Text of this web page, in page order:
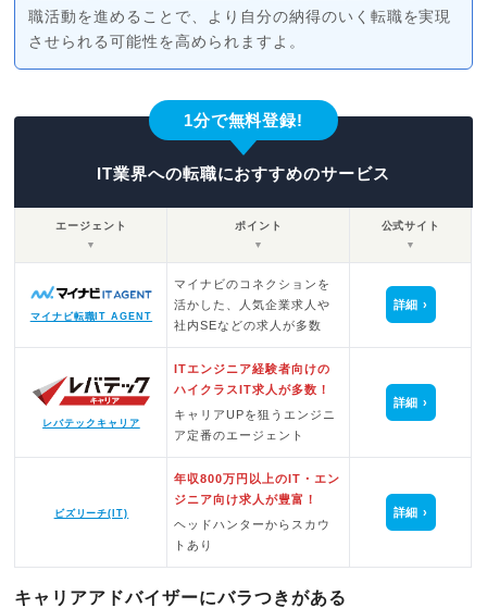
職活動を進めることで、より自分の納得のいく転職を実現
させられる可能性を高められますよ。
1分で無料登録!
IT業界への転職におすすめのサービス
エージェント
▼
ポイント
▼
公式サイト
▼
マイナビ転職IT AGENT
マイナビのコネクションを
活かした、人気企業求人や
社内SEなどの求人が多数
詳細
レバテックキャリア
ITエンジニア経験者向けの
ハイクラスIT求人が多数！
キャリアUPを狙うエンジニ
ア定番のエージェント
詳細
ビズリーチ(IT)
年収800万円以上のIT・エン
ジニア向け求人が豊富！
ヘッドハンターからスカウ
トあり
詳細
キャリアアドバイザーにバラつきがある